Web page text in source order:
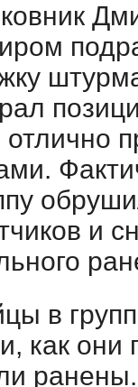
и
в
как они